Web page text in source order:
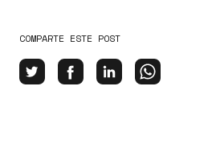
COMPARTE ESTE POST